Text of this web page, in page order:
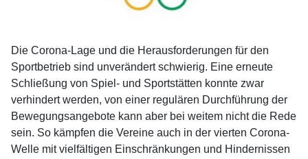
Die Corona-Lage und die Herausforderungen für den
Sportbetrieb sind unverändert schwierig. Eine erneute
Schließung von Spiel- und Sportstätten konnte zwar
verhindert werden, von einer regulären Durchführung der
Bewegungsangebote kann aber bei weitem nicht die Rede
sein. So kämpfen die Vereine auch in der vierten Corona-
Welle mit vielfältigen Einschränkungen und Hindernissen